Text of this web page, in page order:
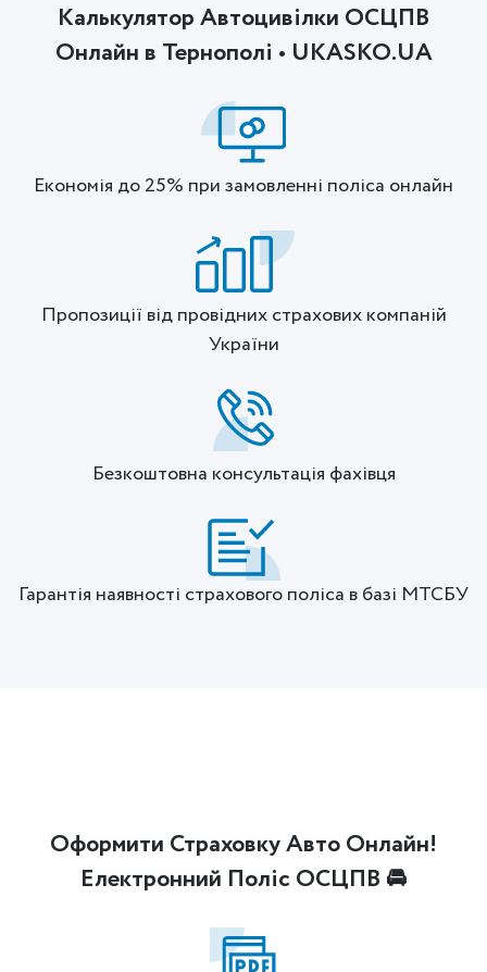
Калькулятор Автоцивілки ОСЦПВ
Онлайн в Тернополі • UKASKO.UA
Економія до 25% при замовленні поліса онлайн
Пропозиції від провідних страхових компаній
України
Безкоштовна консультація фахівця
Гарантія наявності страхового поліса в базі МТСБУ
Оформити Страховку Авто Онлайн!
Електронний Поліс ОСЦПВ 🚘